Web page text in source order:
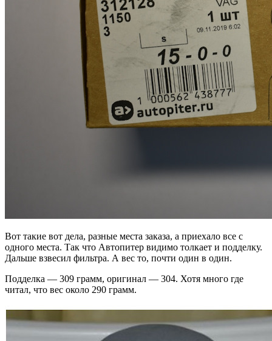
Вот такие вот дела, разные места заказа, а приехало все с
одного места. Так что Автопитер видимо толкает и подделку.
Дальше взвесил фильтра. А вес то, почти один в один.
Подделка — 309 грамм, оригинал — 304. Хотя много где
читал, что вес около 290 грамм.